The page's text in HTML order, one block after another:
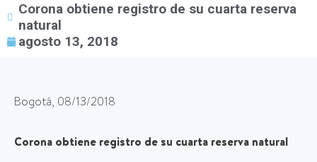
Corona obtiene registro de su cuarta reserva
natural
agosto 13, 2018
Bogotá, 08/13/2018
Corona obtiene registro de su cuarta reserva natural